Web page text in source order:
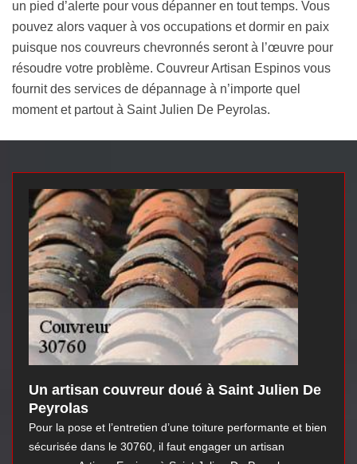
un pied d’alerte pour vous dépanner en tout temps. Vous
pouvez alors vaquer à vos occupations et dormir en paix
puisque nos couvreurs chevronnés seront à l’œuvre pour
résoudre votre problème. Couvreur Artisan Espinos vous
fournit des services de dépannage à n’importe quel
moment et partout à Saint Julien De Peyrolas.
Un artisan couvreur doué à Saint Julien De
Peyrolas
Pour la pose et l’entretien d’une toiture performante et bien
sécurisée dans le 30760, il faut engager un artisan